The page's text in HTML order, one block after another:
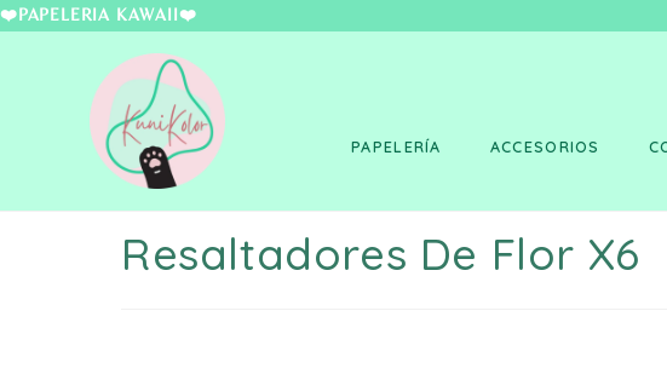
❤️PAPELERÍA KAWAII❤️ 📦
PAPELERÍA ACCESORIOS
Resaltadores De Flor X6